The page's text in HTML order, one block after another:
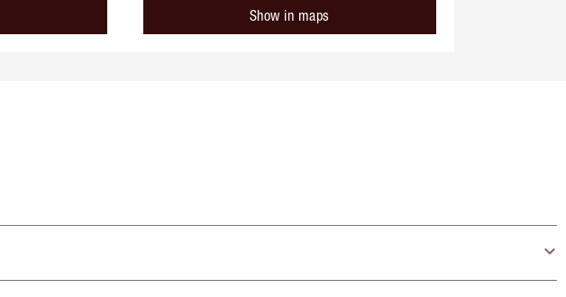
Show in maps